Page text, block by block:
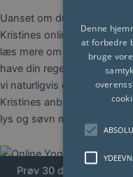
Uanset om du er
Kristines online yoga
læs mere om online
have din regelmæssige
vi naturligvis du bliver
Kristines anbefalinger til
lys og søvn mm.
Prøv 30 dages
Denne
at forbedre
bruge